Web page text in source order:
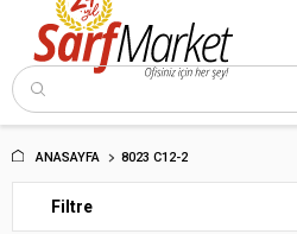
5000 TL ve Üzeri Alışverişlerde
ve Trakya İçin
ANASAYFA 8023 C12-2
Filtre